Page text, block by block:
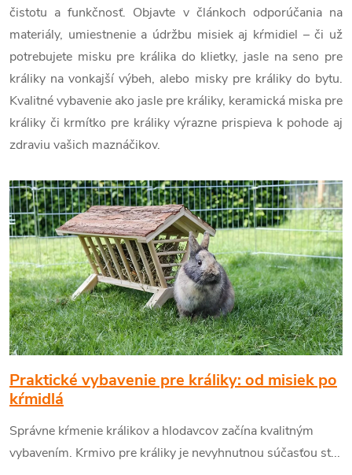
čistotu a funkčnosť. Objavte v článkoch odporúčania na
materiály, umiestnenie a údržbu misiek aj kŕmidiel – či už
potrebujete misku pre králika do klietky, jasle na seno pre
králiky na vonkajší výbeh, alebo misky pre králiky do bytu.
Kvalitné vybavenie ako jasle pre králiky, keramická miska pre
králiky či krmítko pre králiky výrazne prispieva k pohode aj
zdraviu vašich maznáčikov.
V
ý
p
i
s
č
l
á
Praktické vybavenie pre králiky: od misiek po
kŕmidlá
Správne kŕmenie králikov a hlodavcov začína kvalitným
vybavením. Krmivo pre králiky je nevyhnutnou súčasťou st...